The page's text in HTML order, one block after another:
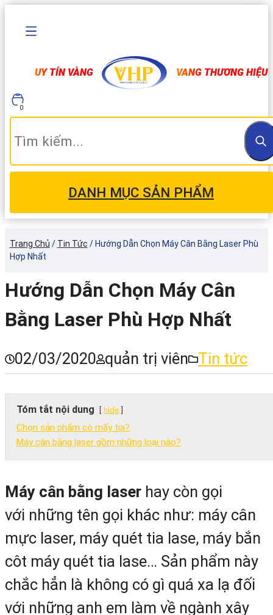
UY TÍN VÀNG VANG THƯƠNG HIỆU
0
DANH MỤC SẢN PHẨM
Trang Chủ / Tin Tức / Hướng Dẫn Chọn Máy Cân Bằng Laser Phù
Hợp Nhất
Hướng Dẫn Chọn Máy Cân
Bằng Laser Phù Hợp Nhất
02/03/2020 quản trị viên Tin tức
Tóm tắt nội dung hide
Chọn sản phẩm có mấy tia?
Máy cân bằng laser gồm những loại nào?
Máy cân bằng laser hay còn gọi
với những tên gọi khác như: máy cân
mực laser, máy quét tia lase, máy bắn
côt máy quét tia lase… Sản phẩm này
chắc hẳn là không có gì quá xa lạ đối
với những anh em làm về ngành xây